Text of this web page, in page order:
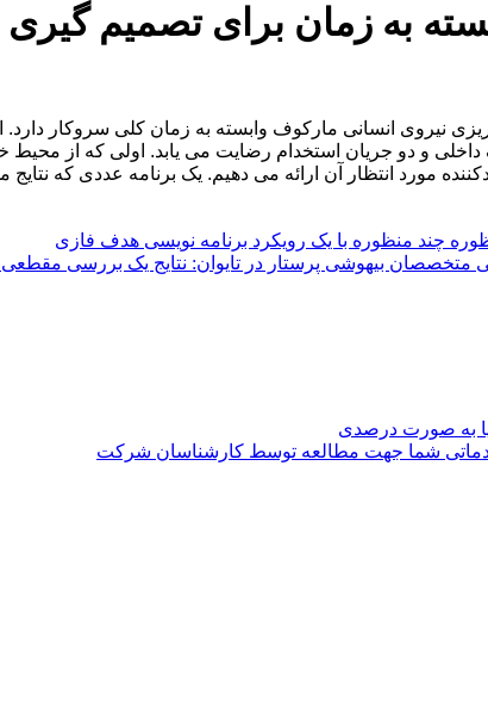
به زمان برای تصمیم
ریزی نیروی انسانی مارکوف وابسته به زمان کلی سروکار
داخلی و دو جریان استخدام رضایت می یابد. اولی که از
مورد انتظار آن ارائه می دهیم. یک برنامه عددی که
چند منظوره با یک رویکرد برنامه نویسی هدف فازی
بیهوشی پرستار در تایوان: نتایج یک بررسی مقطعی از ۱۱۳
به صورت درصدی
شما جهت مطالعه توسط کارشناسان شرکت